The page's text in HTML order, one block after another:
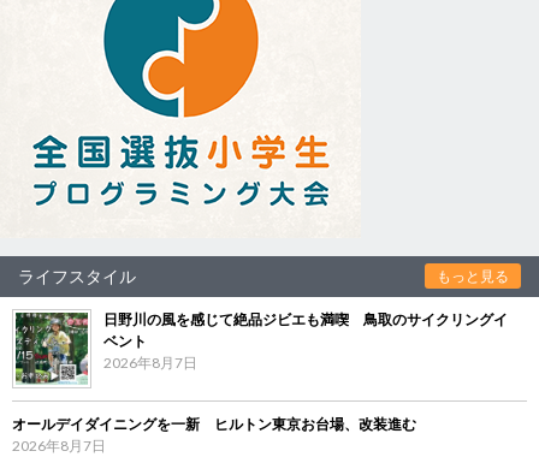
ライフスタイル もっと見る
日野川の風を感じて絶品ジビエも満喫 鳥取のサイクリングイ
ベント
2026年8月7日
オールデイダイニングを一新 ヒルトン東京お台場、改装進む
2026年8月7日